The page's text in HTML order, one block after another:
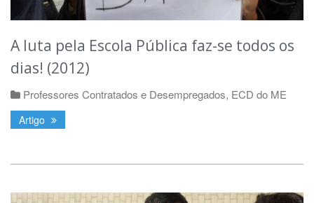
A luta pela Escola Pública faz-se todos os
dias! (2012)
Professores Contratados e Desempregados, ECD do ME
Artigo